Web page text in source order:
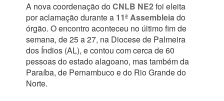
A nova coordenação doCNLB NE2foi eleita
por aclamação durante a 11ª Assembleiado
órgão. O encontro aconteceu no último fim de
semana, de 25 a 27, na Diocese de Palmeira
dos Índios (AL), e contou com cerca de 60
pessoas do estado alagoano, mas também da
Paraíba, de Pernambuco e do Rio Grande do
Norte.